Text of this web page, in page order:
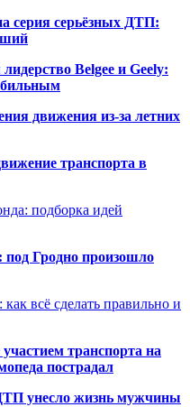
серия серьёзных ДТП:
Belgee и Geely:
движения из-за летних
транспорта в
подборка идей
под Гродно произошло
всё сделать правильно и
транспорта на
пострадал
унесло жизнь мужчины